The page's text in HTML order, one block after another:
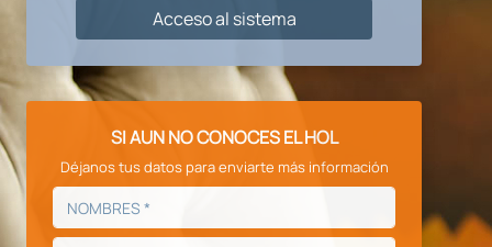
Acceso al sistema
SI AUN NO CONOCES EL HOL
Déjanos tus datos para enviarte más información